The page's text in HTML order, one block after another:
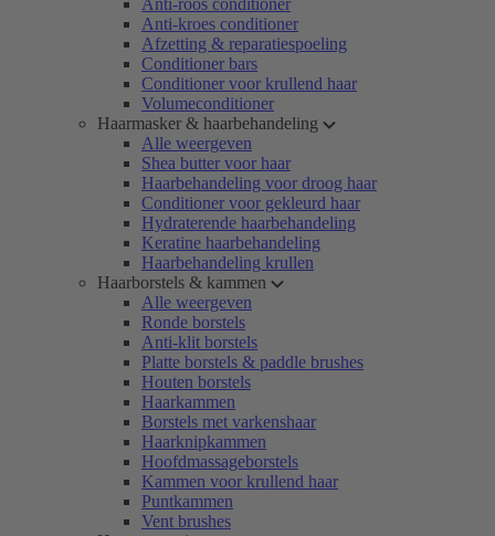
Anti-roos conditioner
Anti-kroes conditioner
Afzetting & reparatiespoeling
Conditioner bars
Conditioner voor krullend haar
Volumeconditioner
Haarmasker & haarbehandeling
Alle weergeven
Shea butter voor haar
Haarbehandeling voor droog haar
Conditioner voor gekleurd haar
Hydraterende haarbehandeling
Keratine haarbehandeling
Haarbehandeling krullen
Haarborstels & kammen
Alle weergeven
Ronde borstels
Anti-klit borstels
Platte borstels & paddle brushes
Houten borstels
Haarkammen
Borstels met varkenshaar
Haarknipkammen
Hoofdmassageborstels
Kammen voor krullend haar
Puntkammen
Vent brushes